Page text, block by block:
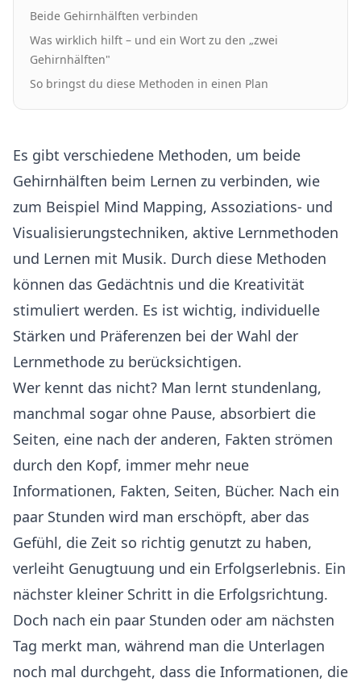
Beide Gehirnhälften verbinden
Was wirklich hilft – und ein Wort zu den „zwei
Gehirnhälften"
So bringst du diese Methoden in einen Plan
Es gibt verschiedene Methoden, um beide
Gehirnhälften beim Lernen zu verbinden, wie
zum Beispiel Mind Mapping, Assoziations- und
Visualisierungstechniken, aktive Lernmethoden
und Lernen mit Musik. Durch diese Methoden
können das Gedächtnis und die Kreativität
stimuliert werden. Es ist wichtig, individuelle
Stärken und Präferenzen bei der Wahl der
Lernmethode zu berücksichtigen.
Wer kennt das nicht? Man lernt stundenlang,
manchmal sogar ohne Pause, absorbiert die
Seiten, eine nach der anderen, Fakten strömen
durch den Kopf, immer mehr neue
Informationen, Fakten, Seiten, Bücher. Nach ein
paar Stunden wird man erschöpft, aber das
Gefühl, die Zeit so richtig genutzt zu haben,
verleiht Genugtuung und ein Erfolgserlebnis. Ein
nächster kleiner Schritt in die Erfolgsrichtung.
Doch nach ein paar Stunden oder am nächsten
Tag merkt man, während man die Unterlagen
noch mal durchgeht, dass die Informationen, die